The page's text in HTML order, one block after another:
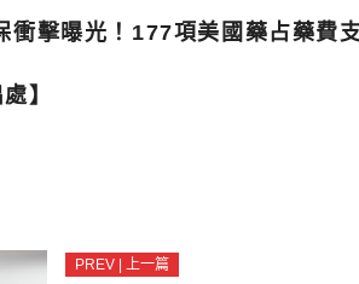
衝擊曝光！177項美國藥占藥費
】
PREV | 上一篇